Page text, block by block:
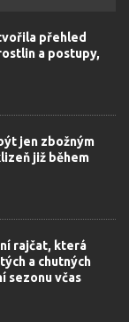
přehled
a postupy,
jen zbožným
již během
rajčat, která
a chutných
sezonu včas